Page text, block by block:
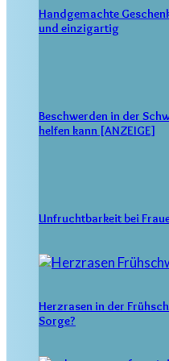
Handgemachte
und einzigartig
Beschwerden in der
helfen kann [ANZEIGE]
Unfruchtbarkeit bei
Herzrasen in der
Sorge?